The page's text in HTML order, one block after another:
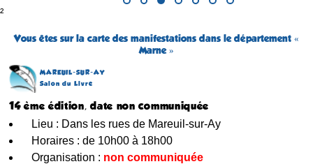
²
Vous êtes sur la carte des manifestations dans le département «
Marne »
MAREUIL-SUR-AY
Salon du Livre
14 ème édition, date non communiquée
Lieu : Dans les rues de Mareuil-sur-Ay
Horaires : de 10h00 à 18h00
Organisation : non communiquée